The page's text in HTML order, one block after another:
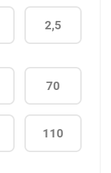
2,5
70
110